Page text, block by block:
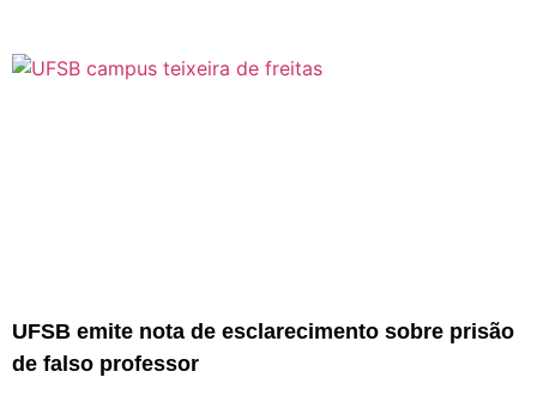
UFSB emite nota de esclarecimento sobre prisão
de falso professor